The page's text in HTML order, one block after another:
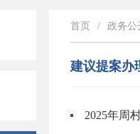
首页 / 政务公
建议提案办
2025年周